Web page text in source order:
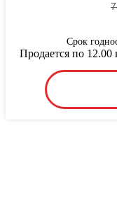
Срок
Продается по 12.00